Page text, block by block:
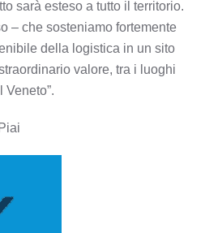
sarà esteso a tutto il territorio.
– che sosteniamo fortemente
della logistica in un sito
valore, tra i luoghi